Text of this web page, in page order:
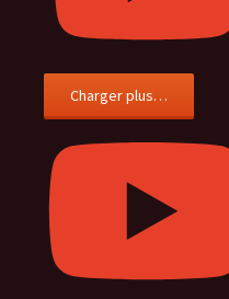
Charger plus…